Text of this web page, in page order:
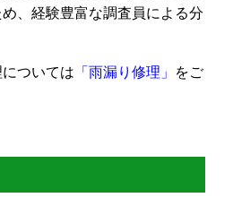
、経験豊富な調査員による分
ついては 「雨漏り修理」 をご